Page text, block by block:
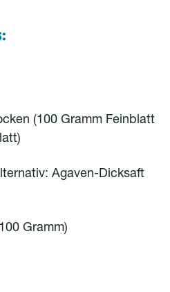
(100 Gramm Feinblatt
Agaven-Dicksaft
Gramm)